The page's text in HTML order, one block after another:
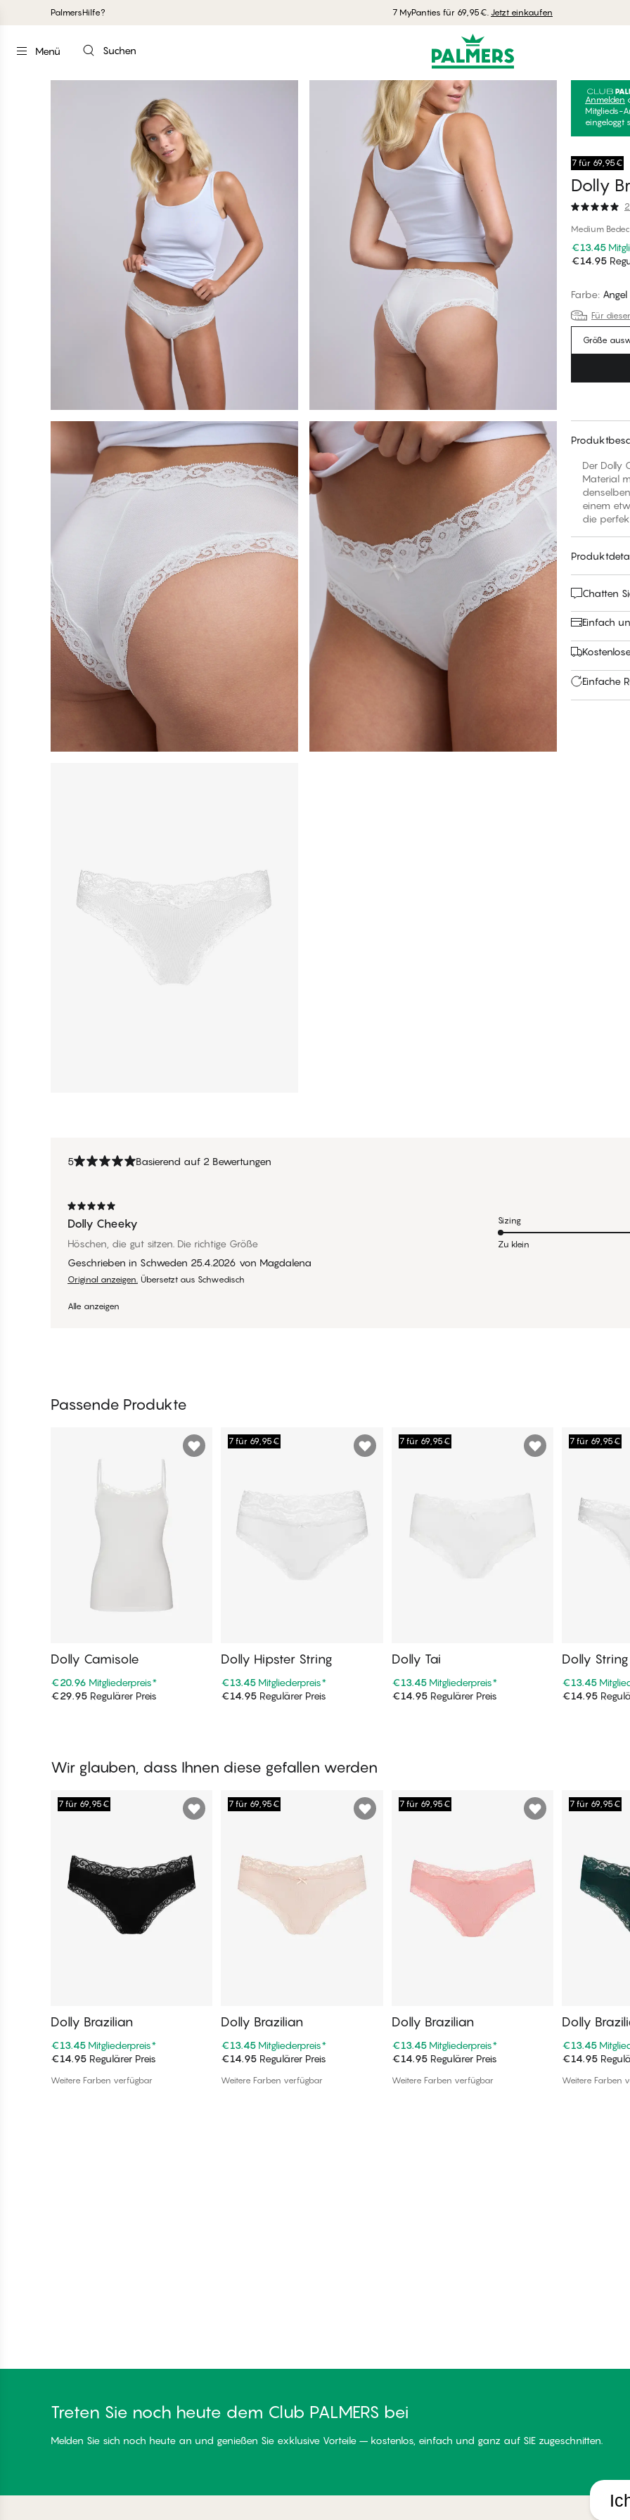
PalmersHilfe? 7 MyPanties für 69,95€. Jetzt einkaufen
Menü Suchen
Anmelden
Mitglieds-
eingeloggt
7 für 69,95€
Dolly
Medium
€13.45
€14.95
Farbe:
Für
Größe
Der Dolly
Material
einem
die
Chatten
Einfach
Einfache
5 Basierend auf 2 Bewertungen
Dolly Cheeky
Höschen, die gut sitzen. Die richtige Größe
Geschrieben in Schweden 25.4.2026 von Magdalena
Original anzeigen. Übersetzt aus Schwedisch
Alle anzeigen
Sizing
Zu klein
Passende Produkte
In den Warenkorb
Dolly Camisole
€20.96 Mitgliederpreis*
€29.95 Regulärer Preis In den Warenkorb
7 für 69,95€
Dolly Hipster String
€13.45 Mitgliederpreis*
€14.95 Regulärer Preis In den Warenkorb
7 für 69,95€
Dolly Tai
€13.45 Mitgliederpreis*
€14.95Regulärer Preis In
7 für 69,95€
Dolly String
€13.45
€14.95
Wir glauben, dass Ihnen diese gefallen werden
In den Warenkorb
7 für 69,95€
Dolly Brazilian
€13.45 Mitgliederpreis*
€14.95 Regulärer Preis
Weitere Farben verfügbar
In den Warenkorb
7 für 69,95€
Dolly Brazilian
€13.45 Mitgliederpreis*
€14.95 Regulärer Preis
Weitere Farben verfügbar
In den Warenkorb
7 für 69,95€
Dolly Brazilian
€13.45 Mitgliederpreis*
€14.95Regulärer Preis
Weitere Farben verfügbar
In
7 für 69,95€
Dolly
€13.45
€14.95
Weitere Farben
Treten Sie noch heute dem Club PALMERS bei
Melden Sie sich noch heute an und genießen Sie exklusive Vorteile – kostenlos, einfach und ganz auf SIE zugeschnitten.